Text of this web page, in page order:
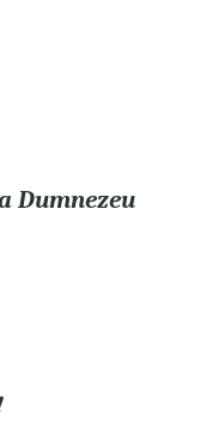
Dumnezeu